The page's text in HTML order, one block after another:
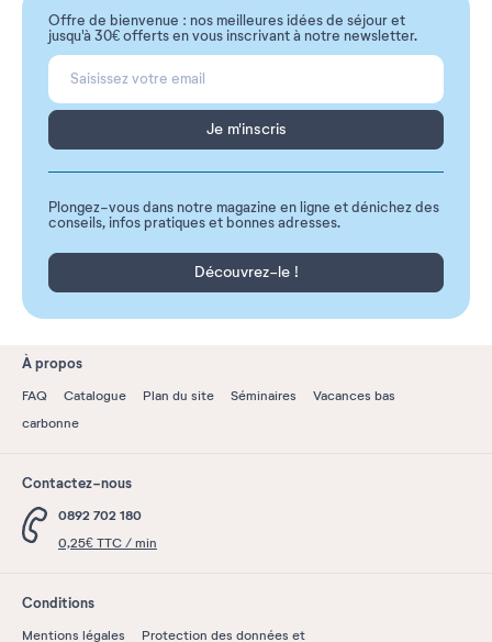
Offre de bienvenue : nos meilleures idées de séjour et
jusqu'à 30€ offerts en vous inscrivant à notre newsletter.
Je m'inscris
Plongez-vous dans notre magazine en ligne et dénichez des
conseils, infos pratiques et bonnes adresses.
Découvrez-le !
À propos
FAQ Catalogue Plan du site Séminaires
Vacances bas
carbonne
Contactez-nous
0892 702 180
0,25€ TTC / min
Conditions
Mentions légales
Protection des données et